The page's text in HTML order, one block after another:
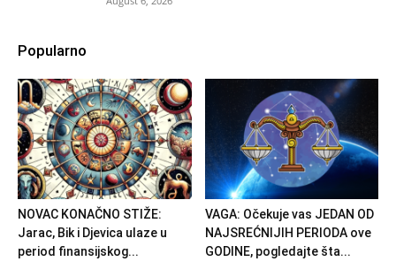
Popularno
NOVAC KONAČNO STIŽE:
Jarac, Bik i Djevica ulaze u
period finansijskog...
VAGA: Očekuje vas JEDAN OD
NAJSREĆNIJIH PERIODA ove
GODINE, pogledajte šta...